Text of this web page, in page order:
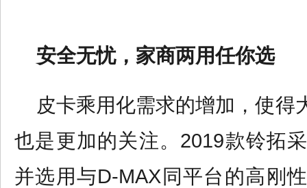
安全无忧，家商两用任你选
皮卡乘用化需求的增加，使得
也是更加的关注。 2019款铃拓
并选用与D-MAX同平台 的高刚